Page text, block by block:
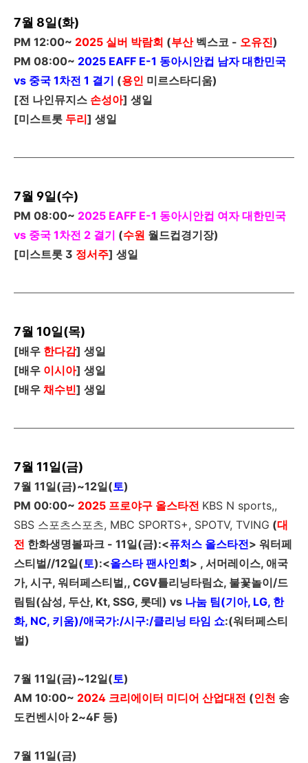
7월 8일(화)
PM 12:00~ 2025 실버 박람회 (부산벡스코 - 오유진)
PM 08:00~ 2025 EAFF E-1 동아시안컵 남자 대한민국
vs 중국 1차전 1 결기 (용인 미르스타디움)
[전 나인뮤지스 손성아] 생일
[미스트롯 두리] 생일
7월 9일(수)
PM 08:00~ 2025 EAFF E-1 동아시안컵 여자 대한민국
vs 중국 1차전 2 결기 (수원 월드컵경기장)
[미스트롯 3 정서주] 생일
7월 10일(목)
[배우 한다감] 생일
[배우 이시아] 생일
[배우 채수빈] 생일
7월 11일(금)
7월 11일(금)~12일(토)
PM 00:00~ 2025 프로야구 올스타전 KBS N sports,,
SBS 스포츠스포츠, MBC SPORTS+, SPOTV, TVING (대
전 한화생명볼파크 - 11일(금):<퓨처스 올스타전> 워터페
스티벌//12일(토):<올스타 팬사인회> , 서머레이스, 애국
가, 시구, 워터페스티벌,, CGV틀리닝타림쇼, 불꽃놀이/드
림팀(삼성, 두산, Kt, SSG, 롯데) vs 나눔 팀(기아, LG, 한
화, NC, 키움)/애국가:/시구:/클리닝 타임 쇼:(워터페스티
벌)
7월 11일(금)~12일(토)
AM 10:00~ 2024 크리에이터 미디어 산업대전 (인천 송
도컨벤시아 2~4F 등)
7월 11일(금)